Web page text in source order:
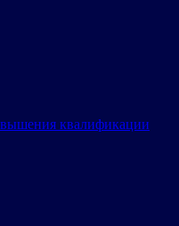
квалификации